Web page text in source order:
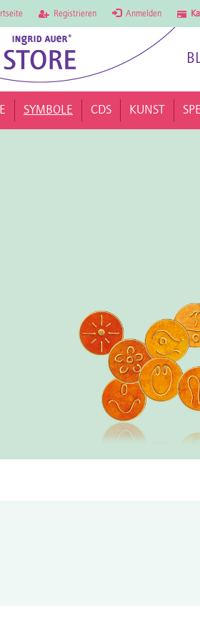
Registrieren Anmelden
SYMBOLE CDS KUNST